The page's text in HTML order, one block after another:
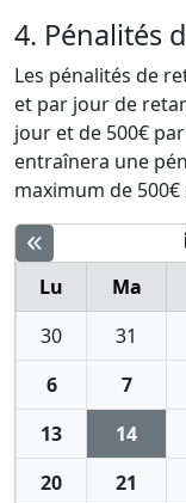
4. Pénalités
Les pénalités de
et par jour de
jour et de 500€
entraînera une
maximum de
Lu
Ma
30
31
6
7
13
14
20
21